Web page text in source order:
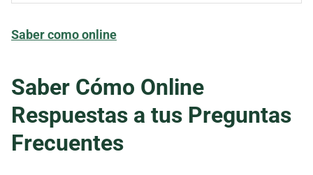
Saber como online
Saber Cómo Online
Respuestas a tus Preguntas
Frecuentes